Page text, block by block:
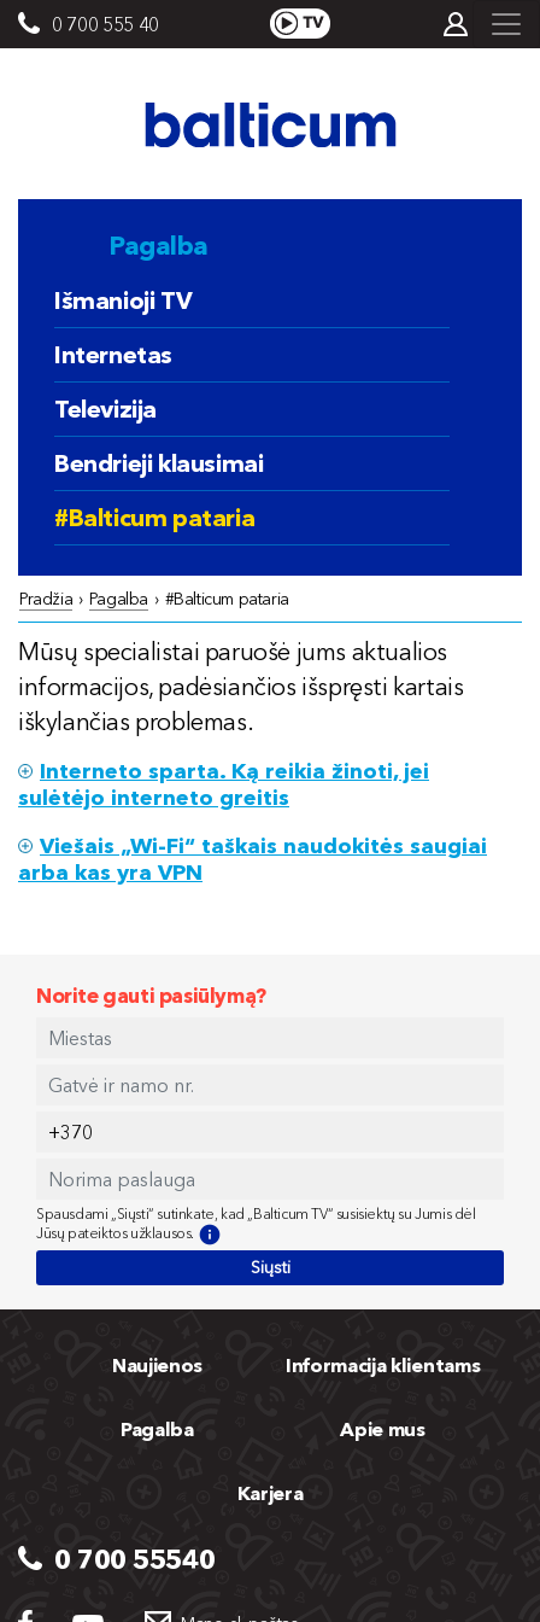
0 700 555 40
Pagalba
Išmanioji TV
Internetas
Televizija
Bendrieji klausimai
#Balticum pataria
Pradžia › Pagalba › #Balticum pataria
Mūsų specialistai paruošė jums aktualios
informacijos, padėsiančios išspręsti kartais
iškylančias problemas.
Interneto sparta. Ką reikia žinoti, jei
sulėtėjo interneto greitis
Viešais „Wi-Fi“ taškais naudokitės saugiai
arba kas yra VPN
Norite gauti pasiūlymą?
Spausdami „Siųsti“ sutinkate, kad „Balticum TV“ susisiektų su Jumis dėl
Jūsų pateiktos užklausos.
Siųsti
Naujienos Informacija klientams
Pagalba Apie mus
Karjera
0 700 55540